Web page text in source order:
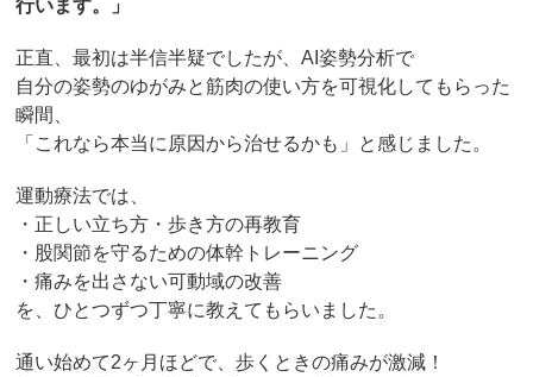
行います。」
正直、最初は半信半疑でしたが、AI姿勢分析で
自分の姿勢のゆがみと筋肉の使い方を可視化してもらった
瞬間、
「これなら本当に原因から治せるかも」と感じました。
運動療法では、
・正しい立ち方・歩き方の再教育
・股関節を守るための体幹トレーニング
・痛みを出さない可動域の改善
を、ひとつずつ丁寧に教えてもらいました。
通い始めて2ヶ月ほどで、歩くときの痛みが激減！